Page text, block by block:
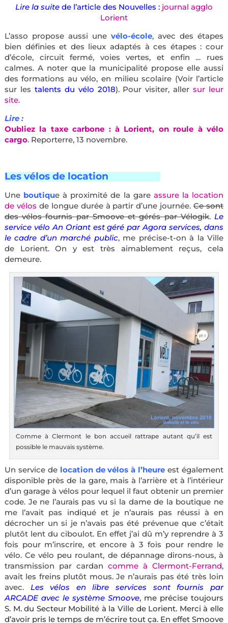
Lire la suitede l’article des Nouvelles : journal agglo
Lorient
L’asso propose aussi une vélo-école, avec des étapes
bien définies et des lieux adaptés à ces étapes : cour
d’école, circuit fermé, voies vertes, et enfin … rues
calmes. A noter que la municipalité propose elle aussi
des formations au vélo, en milieu scolaire (Voir l’article
sur les talents du vélo 2018).Pour visiter, allersur leur
site.
Lire :
Oubliez la taxe carbone : à Lorient, on roule à vélo
cargo. Reporterre, 13 novembre.
Les vélos de location
Une boutique à proximité de la gare assure la location
de vélos de longue durée à partir d’une journée.Ce sont
des vélos fournis par Smoove et gérés par Vélogik.Le
service vélo An Oriant est géré par Agora services, dans
le cadre d’un marché public, me précise-t-on à la Ville
de Lorient. On y est très aimablement reçus, cela
demeure.
Comme à Clermont le bon accueil rattrape autant qu’il est
possible le mauvais système.
Un service de location de vélos à l’heure est également
disponible près de la gare, mais à l’arrière et à l’intérieur
d’un garage à vélos pour lequel il faut obtenir un premier
code. Je ne l’aurais pas vu si la dame de la boutique ne
me l’avait pas indiqué et je n’aurais pas réussi à en
décrocher un si je n’avais pas été prévenue que c’était
plutôt lent du ciboulot. En effet j’ai dû m’y reprendre à 3
fois pour m’inscrire, et encore à 3 fois pour rendre le
vélo. Ce vélo peu roulant, de dépannage dirons-nous, à
transmission par cardan comme à Clermont-Ferrand,
avait les freins plutôt mous. Je n’aurais pas été très loin
avec. Les vélos en libre services sont fournis par
ARCADE avec le système Smoove, me précise toujours
S. M. du Secteur Mobilité à la Ville de Lorient. Merci à elle
d’avoir pris le temps de m’écrire tout ça. En effet Smoove